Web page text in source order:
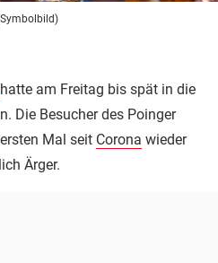
hatte am Freitag bis spät in die
Die Besucher des Poinger
Mal seit Corona wieder
Ärger.